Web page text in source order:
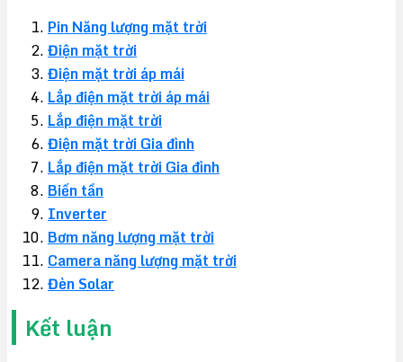
Pin Năng lượng mặt trời
Điện mặt trời
Điện mặt trời áp mái
Lắp điện mặt trời áp mái
Lắp điện mặt trời
Điện mặt trời Gia đình
Lắp điện mặt trời Gia đình
Biến tần
Inverter
Bơm năng lượng mặt trời
Camera năng lượng mặt trời
Đèn Solar
Kết luận